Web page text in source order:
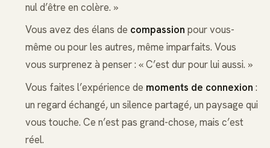
nul d’être en colère. »
Vous avez des élans de compassion pour vous-
même ou pour les autres, même imparfaits. Vous
vous surprenez à penser : « C’est dur pour lui aussi. »
Vous faites l’expérience de moments de connexion :
un regard échangé, un silence partagé, un paysage qui
vous touche. Ce n’est pas grand-chose, mais c’est
réel.